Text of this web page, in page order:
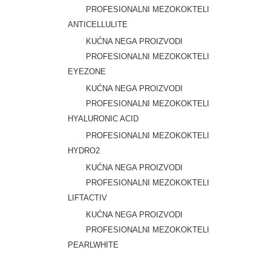
PROFESIONALNI MEZOKOKTELI
ANTICELLULITE
KUĆNA NEGA PROIZVODI
PROFESIONALNI MEZOKOKTELI
EYEZONE
KUĆNA NEGA PROIZVODI
PROFESIONALNI MEZOKOKTELI
HYALURONIC ACID
PROFESIONALNI MEZOKOKTELI
HYDRO2
KUĆNA NEGA PROIZVODI
PROFESIONALNI MEZOKOKTELI
LIFTACTIV
KUĆNA NEGA PROIZVODI
PROFESIONALNI MEZOKOKTELI
PEARLWHITE